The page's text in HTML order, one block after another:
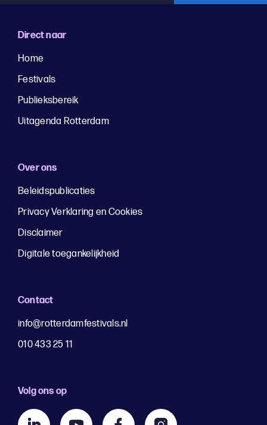
Direct naar
Home
Festivals
Publieksbereik
Uitagenda Rotterdam
Over ons
Beleidspublicaties
Privacy Verklaring en Cookies
Disclaimer
Digitale toegankelijkheid
Contact
info@rotterdamfestivals.nl
010 433 25 11
Volg ons op